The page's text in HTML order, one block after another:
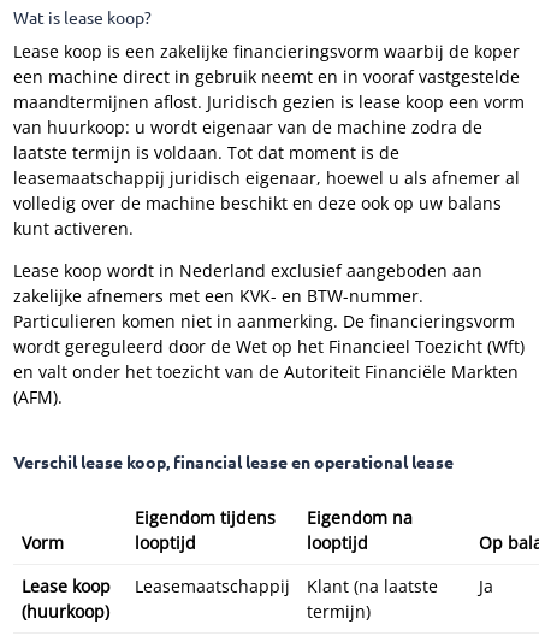
Wat is lease koop?
Lease koop is een zakelijke financieringsvorm waarbij de koper
een machine direct in gebruik neemt en in vooraf vastgestelde
maandtermijnen aflost. Juridisch gezien is lease koop een vorm
van huurkoop: u wordt eigenaar van de machine zodra de
laatste termijn is voldaan. Tot dat moment is de
leasemaatschappij juridisch eigenaar, hoewel u als afnemer al
volledig over de machine beschikt en deze ook op uw balans
kunt activeren.
Lease koop wordt in Nederland exclusief aangeboden aan
zakelijke afnemers met een KVK- en BTW-nummer.
Particulieren komen niet in aanmerking. De financieringsvorm
wordt gereguleerd door de Wet op het Financieel Toezicht (Wft)
en valt onder het toezicht van de Autoriteit Financiële Markten
(AFM).
Verschil lease koop, financial lease en operational lease
Vorm
Eigendom tijdens
looptijd
Eigendom na
looptijd
Op
Lease koop
(huurkoop)
Leasemaatschappij
Klant (na laatste
termijn)
Ja